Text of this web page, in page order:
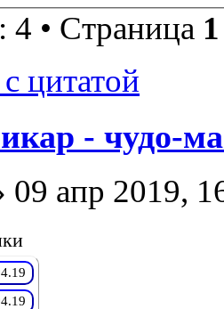
• Страница 1
цитатой
- чудо-
09 апр 2019,